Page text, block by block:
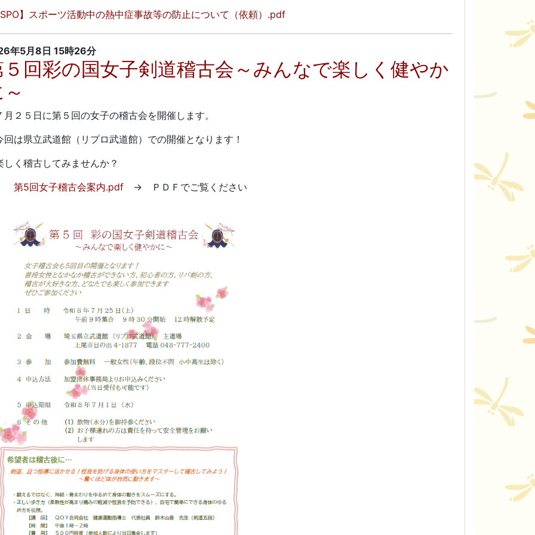
】スポーツ活動中の熱中症事故等の防止について（依頼）.pdf
年5月8日 15時26分
回彩の国女子剣道稽古会～みんなで楽しく健やか
２５日に第５回の女子の稽古会を開催します。
は県立武道館（リプロ武道館）での開催となります！
く稽古してみませんか？
第5回女子稽古会案内.pdf → ＰＤＦでご覧ください